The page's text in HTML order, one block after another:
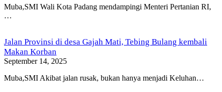
Muba,SMI Wali Kota Padang mendampingi Menteri Pertanian RI,
…
Jalan Provinsi di desa Gajah Mati, Tebing Bulang kembali
Makan Korban
September 14, 2025
Muba,SMI Akibat jalan rusak, bukan hanya menjadi Keluhan…